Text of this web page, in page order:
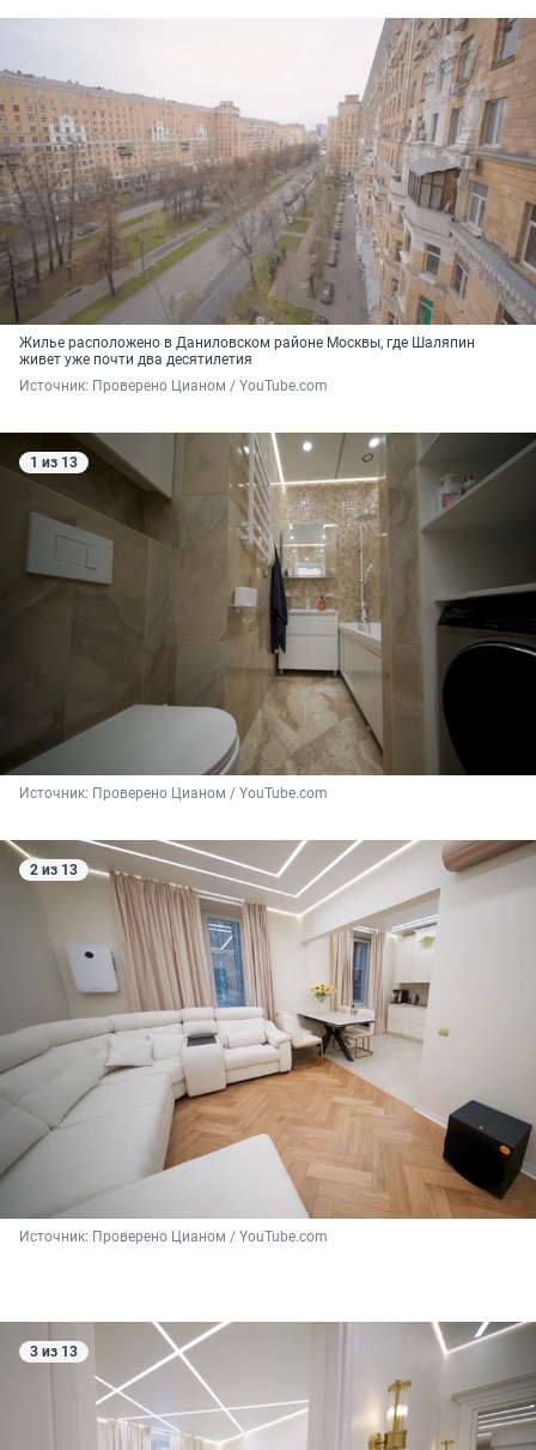
Жилье расположено в Даниловском районе Москвы, где Шаляпин
живет уже почти два десятилетия
Источник: Проверено Цианом / YouTube.com
1 из 13
Источник: Проверено Цианом / YouTube.com
2 из 13
Источник: Проверено Цианом / YouTube.com
3 из 13